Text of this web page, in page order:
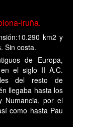
Iruña.
km2 y
Sin costa.
de Europa,
el siglo II A.C.
del resto de
llegaba hasta los
Numancia, por el
como hasta Pau